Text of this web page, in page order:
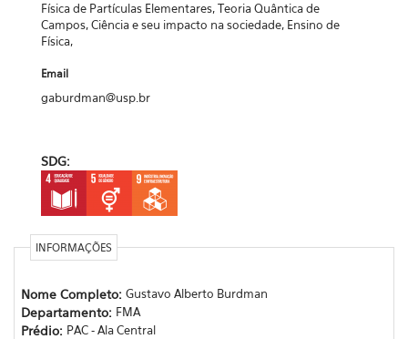
Física de Partículas Elementares, Teoria Quântica de
Campos, Ciência e seu impacto na sociedade, Ensino de
Física,
Email
gaburdman@usp.br
SDG:
INFORMAÇÕES
Nome Completo: Gustavo Alberto Burdman
Departamento: FMA
Prédio: PAC - Ala Central